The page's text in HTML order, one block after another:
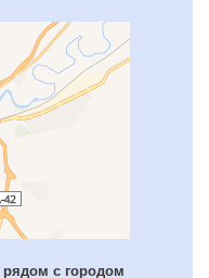
рядом с городом